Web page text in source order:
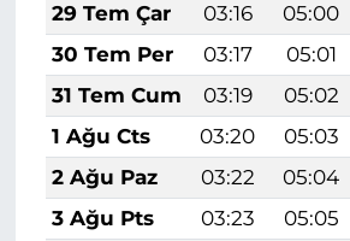
29 Tem Çar
03:16 05:00
30 Tem Per
03:17 05:01
31 Tem Cum
03:19 05:02
1 Ağu Cts
03:20 05:03
2 Ağu Paz
03:22 05:04
3 Ağu Pts
03:23 05:05